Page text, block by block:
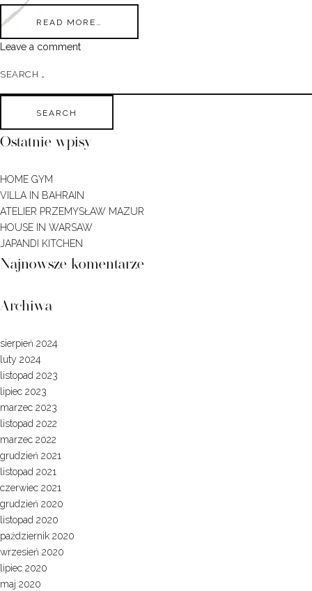
READ MORE…
Leave a comment
Ostatnie wpisy
HOME GYM
VILLA IN BAHRAIN
ATELIER PRZEMYSŁAW MAZUR
HOUSE IN WARSAW
JAPANDI KITCHEN
Najnowsze komentarze
Archiwa
sierpień 2024
luty 2024
listopad 2023
lipiec 2023
marzec 2023
listopad 2022
marzec 2022
grudzień 2021
listopad 2021
czerwiec 2021
grudzień 2020
listopad 2020
październik 2020
wrzesień 2020
lipiec 2020
maj 2020